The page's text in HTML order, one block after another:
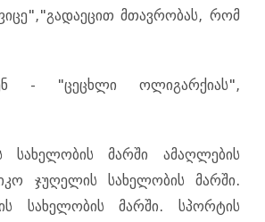
მთავრობას, რომ
- "ცეცხლი ოლიგარქიას",
სახელობის მარში ამაღლების
ჯუღელის სახელობის მარში.
სახელობის მარში. სპორტის